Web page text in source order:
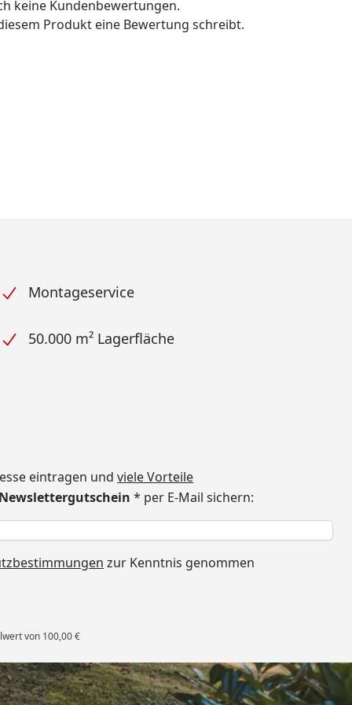
keine Kundenbewertungen.
Produkt eine Bewertung schreibt.
Montageservice
50.000 m² Lagerfläche
eintragen und viele Vorteile
* per E-Mail sichern:
zur Kenntnis genommen
von 100,00 €